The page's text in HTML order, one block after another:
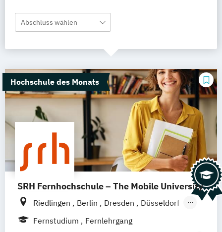
Abschluss wählen
Hochschule des Monats
SRH Fernhochschule – The Mobile University
Riedlingen Berlin Dresden
Düsseldorf
Hamburg
Hannover Köln
Fernstudium
Fernlehrgang